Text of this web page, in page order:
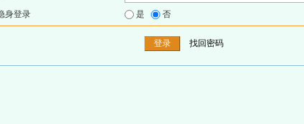
身登录 是 否
找回密码